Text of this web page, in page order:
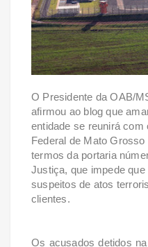
O Presidente da OAB/
afirmou ao blog que
entidade se reunirá
Federal de Mato
termos da portaria
Justiça, que impede
suspeitos de atos
clientes.
Os acusados detidos